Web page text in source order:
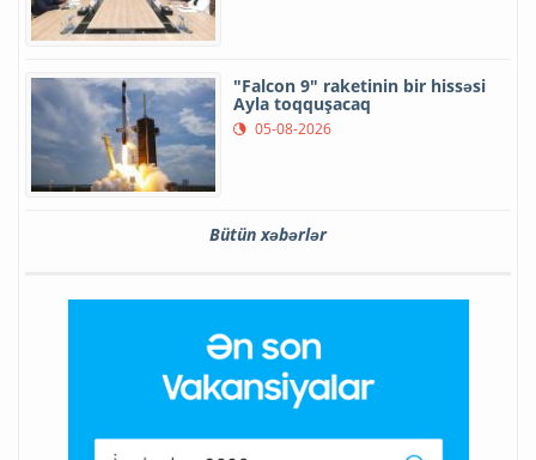
"Falcon 9" raketinin bir hissəsi
Ayla toqquşacaq
05-08-2026
Bütün xəbərlər